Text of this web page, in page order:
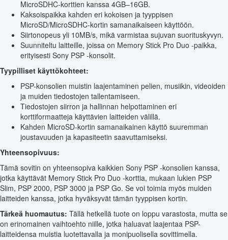
MicroSDHC-korttien kanssa 4GB–16GB.
Kaksoispaikka kahden eri kokoisen ja tyyppisen
MicroSD/MicroSDHC-kortin samanaikaiseen käyttöön.
Siirtonopeus yli 10MB/s, mikä varmistaa sujuvan suorituskyvyn.
Suunniteltu laitteille, joissa on Memory Stick Pro Duo -paikka,
erityisesti Sony PSP -konsolit.
Tyypilliset käyttökohteet:
PSP-konsolien muistin laajentaminen pelien, musiikin, videoiden
ja muiden tiedostojen tallentamiseen.
Tiedostojen siirron ja hallinnan helpottaminen eri
korttiformaatteja käyttävien laitteiden välillä.
Kahden MicroSD-kortin samanaikainen käyttö suuremman
joustavuuden ja kapasiteetin saavuttamiseksi.
Yhteensopivuus:
Tämä sovitin on yhteensopiva kaikkien Sony PSP -konsolien kanssa,
jotka käyttävät Memory Stick Pro Duo -korttia, mukaan lukien PSP
Slim, PSP 2000, PSP 3000 ja PSP Go. Se voi toimia myös muiden
laitteiden kanssa, jotka hyväksyvät tämän tyyppisen kortin.
Tärkeä huomautus: Tällä hetkellä tuote on loppu varastosta, mutta se
on erinomainen vaihtoehto niille, jotka haluavat laajentaa PSP-
laitteidensa muistia luotettavalla ja monipuolisella sovittimella.